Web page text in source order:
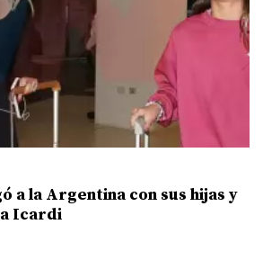
a la Argentina con sus hijas y
Icardi